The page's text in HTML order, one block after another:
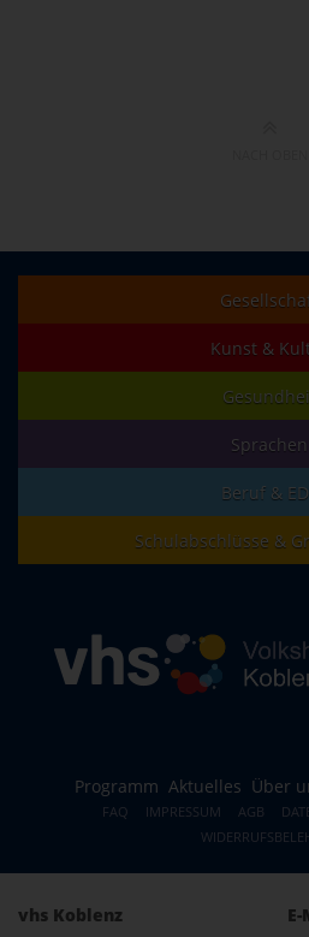
Kunst &
Sprachen
Beruf &
Schulabschlüsse &
Programm Aktuelles Über
FAQ IMPRESSUM AGB
vhs Koblenz